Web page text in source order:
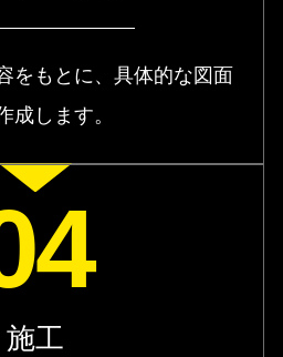
をもとに、具体的な図面
成します。
施工